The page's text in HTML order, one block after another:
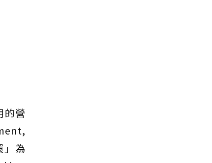
的營
」為